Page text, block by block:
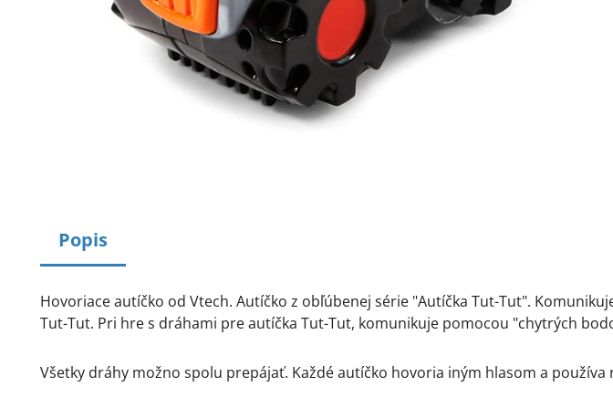
Popis
Hovoriace autíčko od Vtech. Autíčko z obľúbenej série "Autíčka Tut-Tut".
Tut-Tut. Pri hre s dráhami pre autíčka Tut-Tut, komunikuje pomocou "chytrých
Všetky dráhy možno spolu prepájať. Každé autíčko hovoria iným hlasom a používa